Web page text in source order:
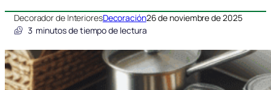
Decorador de InterioresDecoración26 de noviembre de 2025
3 minutos de tiempo de lectura